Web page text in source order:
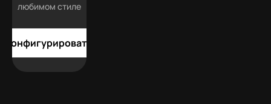
любимом стиле
Конфигурировать